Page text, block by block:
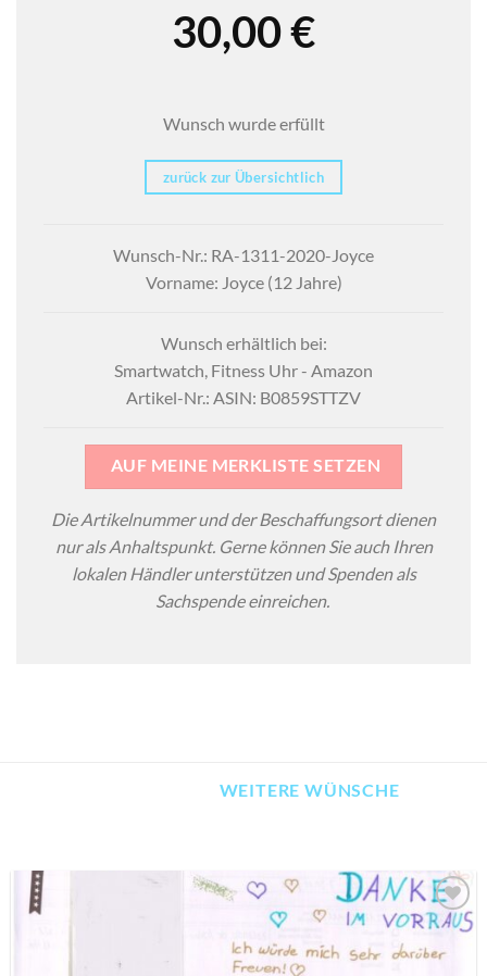
30,00€
Wunsch wurde erfüllt
zurück zur Übersichtlich
Wunsch-Nr.: RA-1311-2020-Joyce
Vorname: Joyce (12 Jahre)
Wunsch erhältlich bei:
Smartwatch, Fitness Uhr - Amazon
Artikel-Nr.: ASIN: B0859STTZV
AUF MEINE MERKLISTE SETZEN
Die Artikelnummer und der Beschaffungsort dienen
nur als Anhaltspunkt. Gerne können Sie auch Ihren
lokalen Händler unterstützen und Spenden als
Sachspende einreichen.
WEITERE WÜNSCHE
AUF MEINE
MERKLISTE